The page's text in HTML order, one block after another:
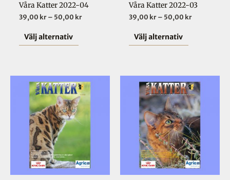
Våra Katter 2022-04
39,00 kr – 50,00 kr
Välj alternativ
alternativen
kan
på
Våra Katter 2022-03
39,00 kr – 50,00 kr
Välj alternativ
kan
på
39,00 kr
till
50,00 kr
Den
här
produkten
har
De
olika
39,00 kr
till
50,00 kr
Den
här
produkten
har
flera
varianter.
De
olika